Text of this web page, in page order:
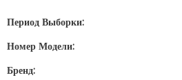
Период Выборки:
Номер Модели:
Бренд: